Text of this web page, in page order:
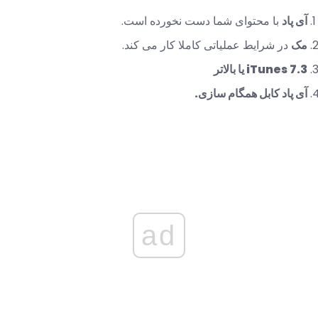
آی پاد با محتوای شما دست نخورده است.
مک در شرایط عملیاتی کاملا کار می کند.
iTunes 7.3 یا بالاتر
آی پاد کابل همگام سازی.
ad